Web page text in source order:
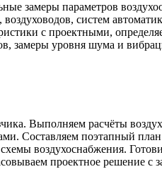
замеры параметров
систем
с проектными,
замеры уровня шума и
Выполняем расчёты
Составляем поэтапный
воздухоснабжения.
проектное решение с